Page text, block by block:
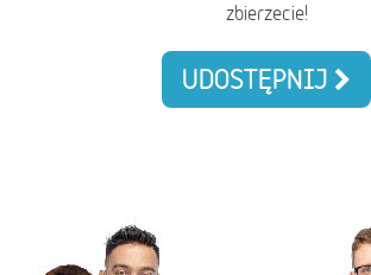
zbierzecie!
UDOSTĘPNIJ